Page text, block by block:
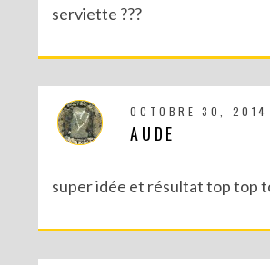
serviette ???
OCTOBRE 30, 2014
AUDE
super idée et résultat top top